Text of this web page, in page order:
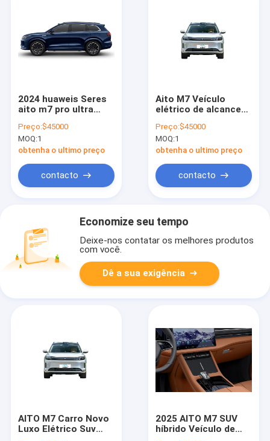
2024 huaweis Seres
aito m7 pro ultra
versão de luxo suv
nova energia veículo
de tração nas quatro
Preço:$45000
MOQ:1
obtenha o ultimo preço
contacto
Aito M7 Veículo
elétrico de alcance
SUV Autos Elétricos
Carros novos Hev
Carro
Preço:$45000
MOQ:1
obtenha o ultimo preço
contacto
Economize seu tempo
Deixe-nos contatar os melhores produtos
com você.
Dê a sua exigência
AITO M7 Carro Novo
Luxo Elétrico Suv
2025 AITO M7 SUV
híbrido Veículo de